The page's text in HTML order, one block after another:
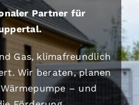
Balkonkraftwerk
Partner für
Gas, klimafreundlich
Wir beraten, planen
– und